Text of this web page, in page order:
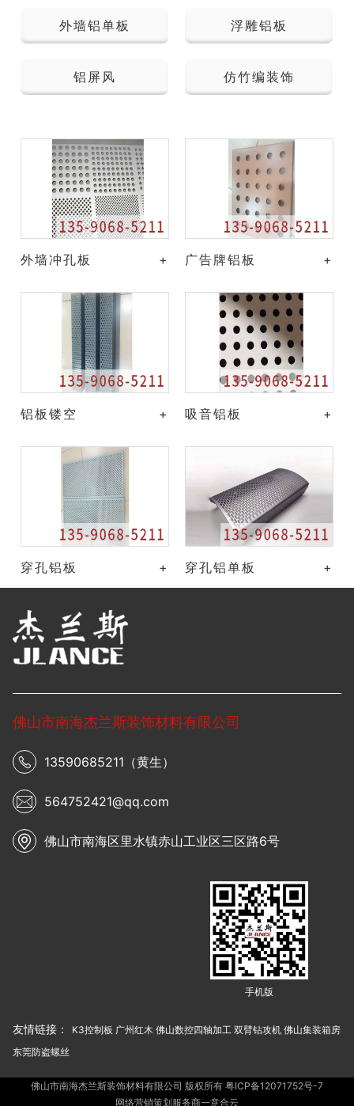
外墙铝单板 浮雕铝板
铝屏风 仿竹编装饰
外墙冲孔板 + 广告牌铝板 +
铝板镂空 + 吸音铝板 +
穿孔铝板 + 穿孔铝单板 +
佛山市南海杰兰斯装饰材料有限公司
13590685211（黄生）
564752421@qq.com
佛山市南海区里水镇赤山工业区三区路6号
手机版
友情链接： K3控制板 广州红木 佛山数控四轴加工 双臂钻攻机 佛山集装箱房
东莞防盗螺丝
佛山市南海杰兰斯装饰材料有限公司 版权所有 粤ICP备12071752号-7
网络营销策划服务商一意合云